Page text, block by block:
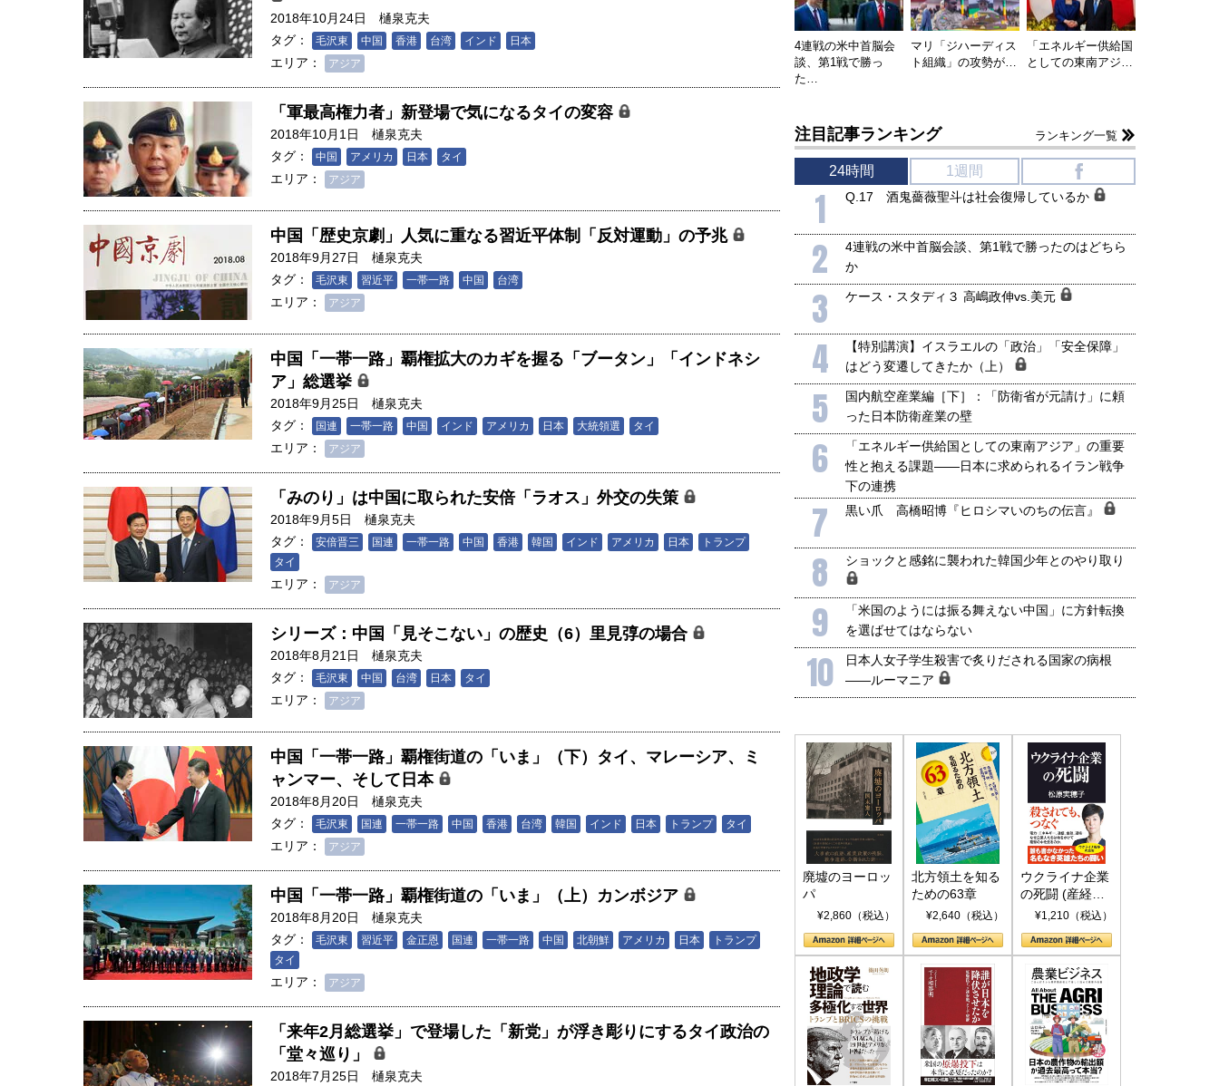
2018年10月24日
樋泉克夫
タグ：
毛沢東 中国 香港 台湾 インド 日本
エリア： アジア
「軍最高権力者」新登場で気になるタイの変容
2018年10月1日
樋泉克夫
タグ：
中国 アメリカ 日本 タイ
エリア： アジア
中国「歴史京劇」人気に重なる習近平体制「反対運動」の予兆
2018年9月27日
樋泉克夫
タグ：
毛沢東 習近平 一帯一路 中国 台湾
エリア： アジア
中国「一帯一路」覇権拡大のカギを握る「ブータン」「インドネシ
ア」総選挙
2018年9月25日
樋泉克夫
タグ：
国連 一帯一路 中国 インド アメリカ 日本 大統領選 タイ
エリア： アジア
「みのり」は中国に取られた安倍「ラオス」外交の失策
2018年9月5日
樋泉克夫
タグ：
安倍晋三 国連 一帯一路 中国 香港 韓国 インド アメリカ 日本
トランプ
タイ
エリア： アジア
シリーズ：中国「見そこない」の歴史（6）里見弴の場合
2018年8月21日
樋泉克夫
タグ：
毛沢東 中国 台湾 日本 タイ
エリア： アジア
中国「一帯一路」覇権街道の「いま」（下）タイ、マレーシア、ミ
ャンマー、そして日本
2018年8月20日
樋泉克夫
タグ：
毛沢東 国連 一帯一路 中国 香港 台湾 韓国 インド 日本 トランプ タイ
エリア： アジア
中国「一帯一路」覇権街道の「いま」（上）カンボジア
2018年8月20日
樋泉克夫
タグ：
毛沢東 習近平 金正恩 国連 一帯一路 中国 北朝鮮 アメリカ 日本
トランプ
タイ
エリア： アジア
「来年2月総選挙」で登場した「新党」が浮き彫りにするタイ政治の
「堂々巡り」
2018年7月25日 樋泉克夫
4連戦の米中首脳会
談、第1戦で勝っ
た…
マリ「ジハーディス
ト組織」の攻勢が…
「エネルギー供給国
としての東南アジ…
注目記事ランキング ランキング一覧
24時間 1週間
1 Q.17 酒鬼薔薇聖斗は社会復帰しているか
2
4連戦の米中首脳会談、第1戦で勝ったのはどちら
か
3 ケース・スタディ３ 高嶋政伸vs.美元
4
【特別講演】イスラエルの「政治」「安全保障」
はどう変遷してきたか（上）
5
国内航空産業編［下］：「防衛省が元請け」に頼
った日本防衛産業の壁
6
「エネルギー供給国としての東南アジア」の重要
性と抱える課題――日本に求められるイラン戦争
下の連携
7 黒い爪 高橋昭博『ヒロシマいのちの伝言』
8 ショックと感銘に襲われた韓国少年とのやり取り
9
「米国のようには振る舞えない中国」に方針転換
を選ばせてはならない
10
日本人女子学生殺害で炙りだされる国家の病根
――ルーマニア
廃墟のヨーロッ
パ
¥2,860（税込）
北方領土を知る
ための63章
¥2,640（税込）
ウクライナ企業
の死闘 (産経セ
レクト S 039)
¥1,210（税込）